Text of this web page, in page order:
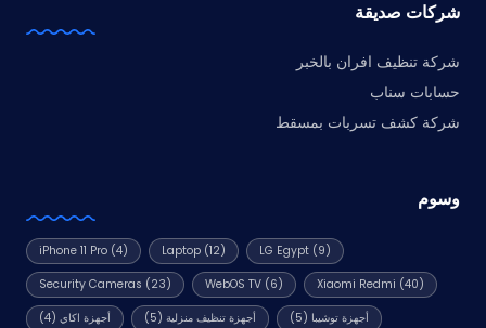
شركات صديقة
شركة تنظيف افران بالخبر
حسابات سناب
شركة كشف تسربات بمسقط
وسوم
iPhone 11 Pro (4) Laptop(12) LG Egypt(9)
Security Cameras (23) WebOS TV(6) Xiaomi Redmi (40)
أجهزة اكاي(4) أجهزة تنظيف منزلية (5) أجهزة توشيبا (5)